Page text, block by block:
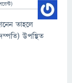
তাহলে
উপস্থিত